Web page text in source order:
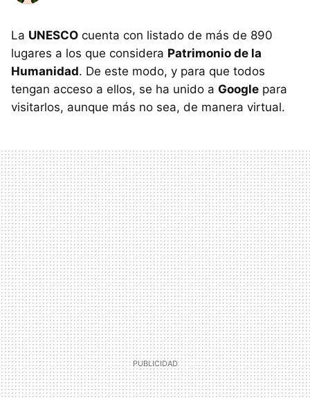
La UNESCO cuenta con listado de más de 890
lugares a los que considera Patrimonio de la
Humanidad. De este modo, y para que todos
tengan acceso a ellos, se ha unido a Google para
visitarlos, aunque más no sea, de manera virtual.